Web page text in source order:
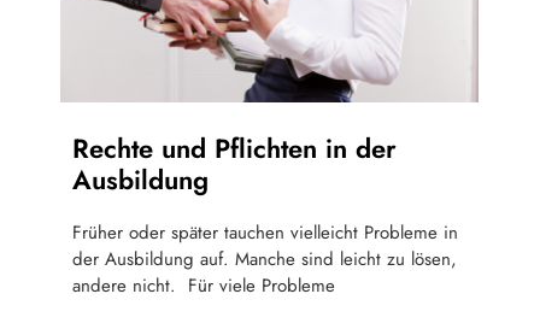
Rechte und Pflichten in der
Ausbildung
Früher oder später tauchen vielleicht Probleme in
der Ausbildung auf. Manche sind leicht zu lösen,
andere nicht. Für viele Probleme